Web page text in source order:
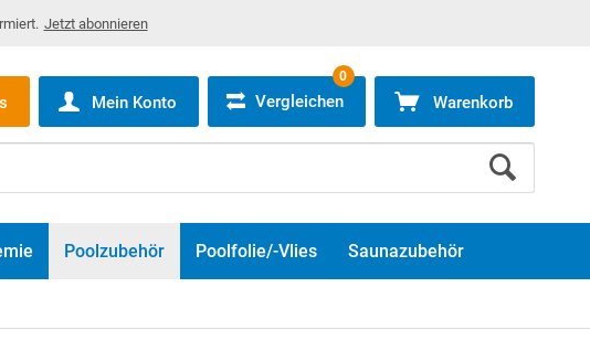
Jetzt abonnieren
Mein Konto Vergleichen
0
Warenkorb
Poolzubehör Poolfolie/-Vlies Saunazubehör